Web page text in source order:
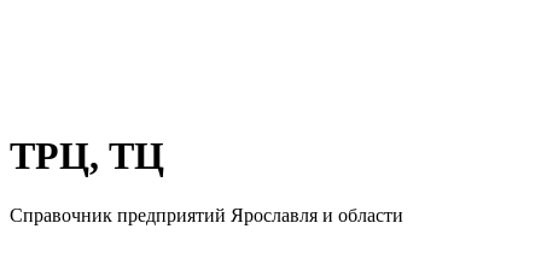
ТРЦ, ТЦ
Справочник предприятий Ярославля и области